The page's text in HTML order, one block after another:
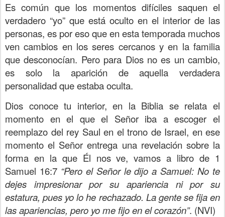
Es común que los momentos difíciles saquen el
verdadero “yo” que está oculto en el interior de las
personas, es por eso que en esta temporada muchos
ven cambios en los seres cercanos y en la familia
que desconocían. Pero para Dios no es un cambio,
es solo la aparición de aquella verdadera
personalidad que estaba oculta.
Dios conoce tu interior, en la Biblia se relata el
momento en el que el Señor iba a escoger el
reemplazo del rey Saul en el trono de Israel, en ese
momento el Señor entrega una revelación sobre la
forma en la que Él nos ve, vamos a libro de 1
Samuel 16:7 “Pero el Señor le dijo a Samuel: No te
dejes impresionar por su apariencia ni por su
estatura, pues yo lo he rechazado. La gente se fija en
las apariencias, pero yo me fijo en el corazón”. (NVI)